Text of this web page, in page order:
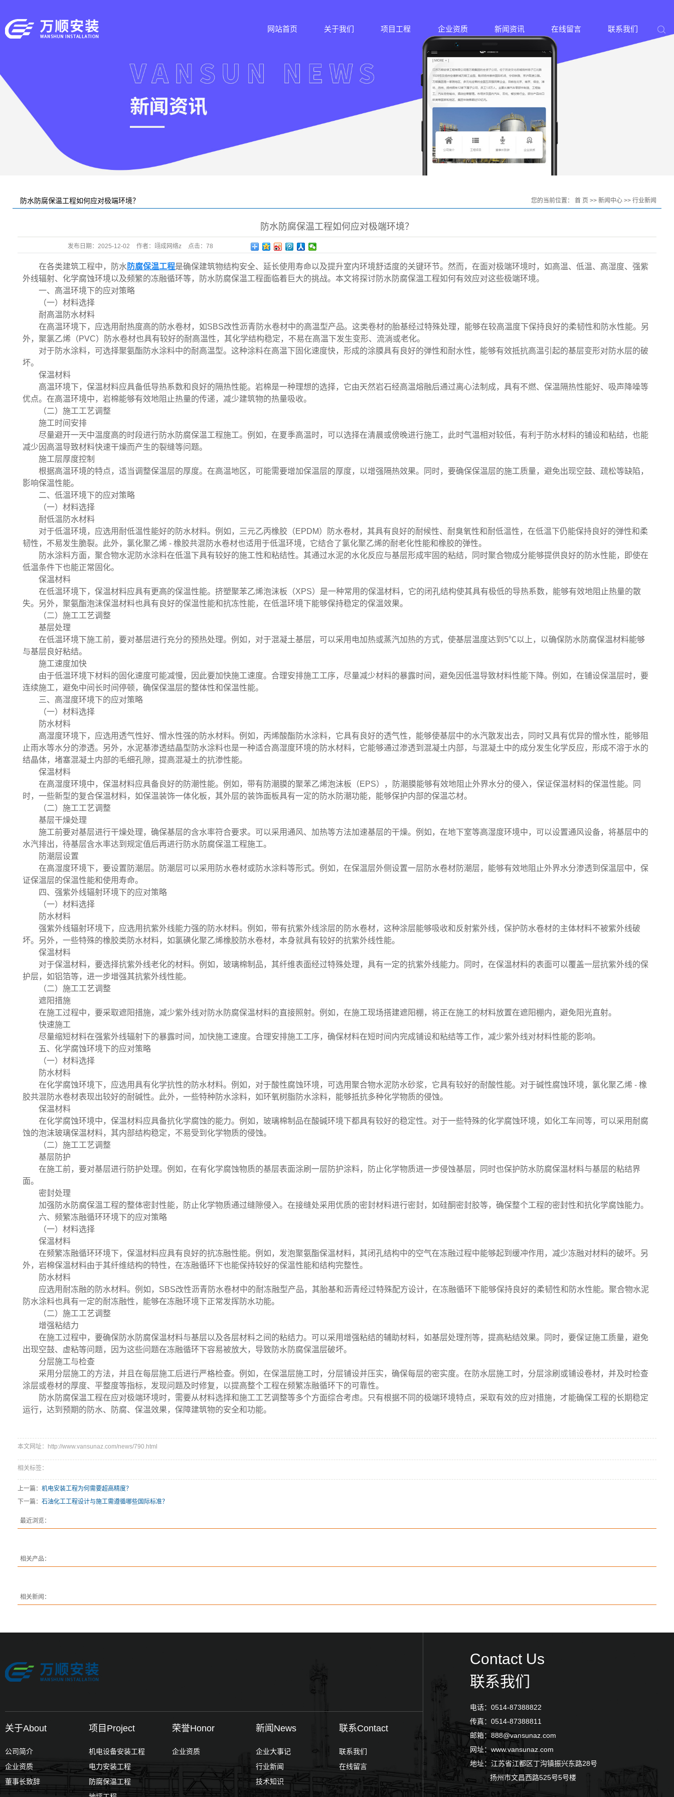
网站首页 关于我们 项目工程 企业资质 新闻资讯 在线留言 联系我们
防水防腐保温工程如何应对极端环境？ 您的当前位置： 首 页 >> 新闻中心 >> 行业新闻
防水防腐保温工程如何应对极端环境？
发布日期： 2025-12-02 作者： 翊成网络z 点击： 78
在各类建筑工程中，防水 防腐保温工程是确保建筑物结构安全、延长使用寿命以及提升室内环境舒适度的关键环节。然而，在面对极端环境时，如高温、低温、高湿度、强紫
外线辐射、化学腐蚀环境以及频繁的冻融循环等，防水防腐保温工程面临着巨大的挑战。本文将探讨防水防腐保温工程如何有效应对这些极端环境。
一、高温环境下的应对策略
（一）材料选择
耐高温防水材料
在高温环境下，应选用耐热度高的防水卷材，如SBS改性沥青防水卷材中的高温型产品。这类卷材的胎基经过特殊处理，能够在较高温度下保持良好的柔韧性和防水性能。另
外，聚氯乙烯（PVC）防水卷材也具有较好的耐高温性，其化学结构稳定，不易在高温下发生变形、流淌或老化。
对于防水涂料，可选择聚氨酯防水涂料中的耐高温型。这种涂料在高温下固化速度快，形成的涂膜具有良好的弹性和耐水性，能够有效抵抗高温引起的基层变形对防水层的破
坏。
保温材料
高温环境下，保温材料应具备低导热系数和良好的隔热性能。岩棉是一种理想的选择，它由天然岩石经高温熔融后通过离心法制成，具有不燃、保温隔热性能好、吸声降噪等
优点。在高温环境中，岩棉能够有效地阻止热量的传递，减少建筑物的热量吸收。
（二）施工工艺调整
施工时间安排
尽量避开一天中温度高的时段进行防水防腐保温工程施工。例如，在夏季高温时，可以选择在清晨或傍晚进行施工，此时气温相对较低，有利于防水材料的铺设和粘结，也能
减少因高温导致材料快速干燥而产生的裂缝等问题。
施工层厚度控制
根据高温环境的特点，适当调整保温层的厚度。在高温地区，可能需要增加保温层的厚度，以增强隔热效果。同时，要确保保温层的施工质量，避免出现空鼓、疏松等缺陷，
影响保温性能。
二、低温环境下的应对策略
（一）材料选择
耐低温防水材料
对于低温环境，应选用耐低温性能好的防水材料。例如，三元乙丙橡胶（EPDM）防水卷材，其具有良好的耐候性、耐臭氧性和耐低温性，在低温下仍能保持良好的弹性和柔
韧性，不易发生脆裂。此外，氯化聚乙烯 - 橡胶共混防水卷材也适用于低温环境，它结合了氯化聚乙烯的耐老化性能和橡胶的弹性。
防水涂料方面，聚合物水泥防水涂料在低温下具有较好的施工性和粘结性。其通过水泥的水化反应与基层形成牢固的粘结，同时聚合物成分能够提供良好的防水性能，即使在
低温条件下也能正常固化。
保温材料
在低温环境下，保温材料应具有更高的保温性能。挤塑聚苯乙烯泡沫板（XPS）是一种常用的保温材料，它的闭孔结构使其具有极低的导热系数，能够有效地阻止热量的散
失。另外，聚氨酯泡沫保温材料也具有良好的保温性能和抗冻性能，在低温环境下能够保持稳定的保温效果。
（二）施工工艺调整
基层处理
在低温环境下施工前，要对基层进行充分的预热处理。例如，对于混凝土基层，可以采用电加热或蒸汽加热的方式，使基层温度达到5℃以上，以确保防水防腐保温材料能够
与基层良好粘结。
施工速度加快
由于低温环境下材料的固化速度可能减慢，因此要加快施工速度。合理安排施工工序，尽量减少材料的暴露时间，避免因低温导致材料性能下降。例如，在铺设保温层时，要
连续施工，避免中间长时间停顿，确保保温层的整体性和保温性能。
三、高湿度环境下的应对策略
（一）材料选择
防水材料
高湿度环境下，应选用透气性好、憎水性强的防水材料。例如，丙烯酸酯防水涂料，它具有良好的透气性，能够使基层中的水汽散发出去，同时又具有优异的憎水性，能够阻
止雨水等水分的渗透。另外，水泥基渗透结晶型防水涂料也是一种适合高湿度环境的防水材料，它能够通过渗透到混凝土内部，与混凝土中的成分发生化学反应，形成不溶于水的
结晶体，堵塞混凝土内部的毛细孔隙，提高混凝土的抗渗性能。
保温材料
在高湿度环境中，保温材料应具备良好的防潮性能。例如，带有防潮膜的聚苯乙烯泡沫板（EPS），防潮膜能够有效地阻止外界水分的侵入，保证保温材料的保温性能。同
时，一些新型的复合保温材料，如保温装饰一体化板，其外层的装饰面板具有一定的防水防潮功能，能够保护内部的保温芯材。
（二）施工工艺调整
基层干燥处理
施工前要对基层进行干燥处理，确保基层的含水率符合要求。可以采用通风、加热等方法加速基层的干燥。例如，在地下室等高湿度环境中，可以设置通风设备，将基层中的
水汽排出，待基层含水率达到规定值后再进行防水防腐保温工程施工。
防潮层设置
在高湿度环境下，要设置防潮层。防潮层可以采用防水卷材或防水涂料等形式。例如，在保温层外侧设置一层防水卷材防潮层，能够有效地阻止外界水分渗透到保温层中，保
证保温层的保温性能和使用寿命。
四、强紫外线辐射环境下的应对策略
（一）材料选择
防水材料
强紫外线辐射环境下，应选用抗紫外线能力强的防水材料。例如，带有抗紫外线涂层的防水卷材，这种涂层能够吸收和反射紫外线，保护防水卷材的主体材料不被紫外线破
坏。另外，一些特殊的橡胶类防水材料，如氯磺化聚乙烯橡胶防水卷材，本身就具有较好的抗紫外线性能。
保温材料
对于保温材料，要选择抗紫外线老化的材料。例如，玻璃棉制品，其纤维表面经过特殊处理，具有一定的抗紫外线能力。同时，在保温材料的表面可以覆盖一层抗紫外线的保
护层，如铝箔等，进一步增强其抗紫外线性能。
（二）施工工艺调整
遮阳措施
在施工过程中，要采取遮阳措施，减少紫外线对防水防腐保温材料的直接照射。例如，在施工现场搭建遮阳棚，将正在施工的材料放置在遮阳棚内，避免阳光直射。
快速施工
尽量缩短材料在强紫外线辐射下的暴露时间，加快施工速度。合理安排施工工序，确保材料在短时间内完成铺设和粘结等工作，减少紫外线对材料性能的影响。
五、化学腐蚀环境下的应对策略
（一）材料选择
防水材料
在化学腐蚀环境下，应选用具有化学抗性的防水材料。例如，对于酸性腐蚀环境，可选用聚合物水泥防水砂浆，它具有较好的耐酸性能。对于碱性腐蚀环境，氯化聚乙烯 - 橡
胶共混防水卷材表现出较好的耐碱性。此外，一些特种防水涂料，如环氧树脂防水涂料，能够抵抗多种化学物质的侵蚀。
保温材料
在化学腐蚀环境中，保温材料应具备抗化学腐蚀的能力。例如，玻璃棉制品在酸碱环境下都具有较好的稳定性。对于一些特殊的化学腐蚀环境，如化工车间等，可以采用耐腐
蚀的泡沫玻璃保温材料，其内部结构稳定，不易受到化学物质的侵蚀。
（二）施工工艺调整
基层防护
在施工前，要对基层进行防护处理。例如，在有化学腐蚀物质的基层表面涂刷一层防护涂料，防止化学物质进一步侵蚀基层，同时也保护防水防腐保温材料与基层的粘结界
面。
密封处理
加强防水防腐保温工程的整体密封性能，防止化学物质通过缝隙侵入。在接缝处采用优质的密封材料进行密封，如硅酮密封胶等，确保整个工程的密封性和抗化学腐蚀能力。
六、频繁冻融循环环境下的应对策略
（一）材料选择
保温材料
在频繁冻融循环环境下，保温材料应具有良好的抗冻融性能。例如，发泡聚氨酯保温材料，其闭孔结构中的空气在冻融过程中能够起到缓冲作用，减少冻融对材料的破坏。另
外，岩棉保温材料由于其纤维结构的特性，在冻融循环下也能保持较好的保温性能和结构完整性。
防水材料
应选用耐冻融的防水材料。例如，SBS改性沥青防水卷材中的耐冻融型产品，其胎基和沥青经过特殊配方设计，在冻融循环下能够保持良好的柔韧性和防水性能。聚合物水泥
防水涂料也具有一定的耐冻融性，能够在冻融环境下正常发挥防水功能。
（二）施工工艺调整
增强粘结力
在施工过程中，要确保防水防腐保温材料与基层以及各层材料之间的粘结力。可以采用增强粘结的辅助材料，如基层处理剂等，提高粘结效果。同时，要保证施工质量，避免
出现空鼓、虚粘等问题，因为这些问题在冻融循环下容易被放大，导致防水防腐保温层破坏。
分层施工与检查
采用分层施工的方法，并且在每层施工后进行严格检查。例如，在保温层施工时，分层铺设并压实，确保每层的密实度。在防水层施工时，分层涂刷或铺设卷材，并及时检查
涂层或卷材的厚度、平整度等指标，发现问题及时修复，以提高整个工程在频繁冻融循环下的可靠性。
防水防腐保温工程在应对极端环境时，需要从材料选择和施工工艺调整等多个方面综合考虑。只有根据不同的极端环境特点，采取有效的应对措施，才能确保工程的长期稳定
运行，达到预期的防水、防腐、保温效果，保障建筑物的安全和功能。
本文网址：http://www.vansunaz.com/news/790.html
相关标签：
上一篇： 机电安装工程为何需要超高精度？
下一篇： 石油化工工程设计与施工需遵循哪些国际标准？
最近浏览：
相关产品：
相关新闻：
关于About
公司简介
企业资质
董事长致辞
项目Project
机电设备安装工程
电力安装工程
防腐保温工程
荣誉Honor
企业资质
新闻News
企业大事记
行业新闻
技术知识
联系Contact
联系我们
在线留言
Contact Us
联系我们
电话：0514-87388822
传真：0514-87388811
邮箱：888@vansunaz.com
网址：www.vansunaz.com
地址：江苏省江都区丁沟镇振兴东路28号
扬州市文昌西路525号5号楼